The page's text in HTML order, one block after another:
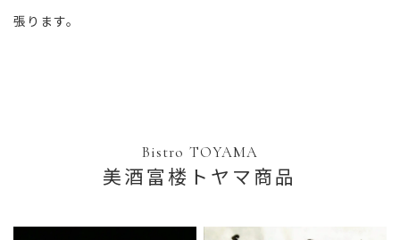
張ります。
Bistro TOYAMA
美酒富楼トヤマ商品